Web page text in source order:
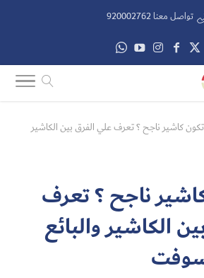
تواصل معنا 920002762
كاشير ناجح ؟ تعرف علي الفرق بين الكاشير
ناجح ؟ تعرف
الكاشير والبائع